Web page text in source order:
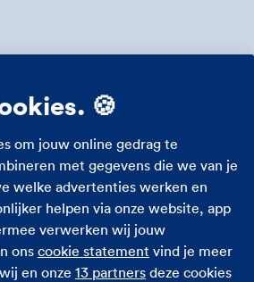
🍪
om jouw online gedrag te
met gegevens die we van je
welke advertenties werken en
helpen via onze website, app
verwerken wij jouw
ons cookie statement vind je meer
en onze 13 partnersdeze cookies